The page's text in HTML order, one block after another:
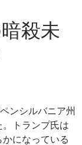
殺未
ンシルバニア州
トランプ氏は
になっている